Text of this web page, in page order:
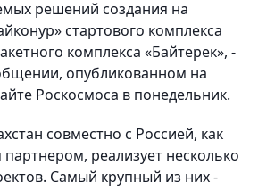
решений создания на
стартового комплекса
комплекса «Байтерек», -
опубликованном на
Роскосмоса в понедельник.
совместно с Россией, как
партнером, реализует несколько
Самый крупный из них -